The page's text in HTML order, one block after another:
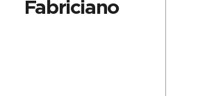
Fabriciano